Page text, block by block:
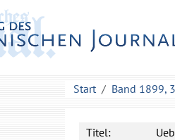
Start Band 1899,
Titel: